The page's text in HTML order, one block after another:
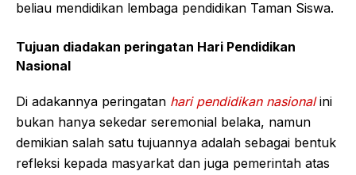
beliau mendidikan lembaga pendidikan Taman Siswa.
Tujuan diadakan peringatan Hari Pendidikan
Nasional
Di adakannya peringatan hari pendidikan nasionalini
bukan hanya sekedar seremonial belaka, namun
demikian salah satu tujuannya adalah sebagai bentuk
refleksi kepada masyarkat dan juga pemerintah atas